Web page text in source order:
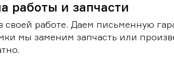
работы и запчасти
работе. Даем письменную
мы заменим запчасть или